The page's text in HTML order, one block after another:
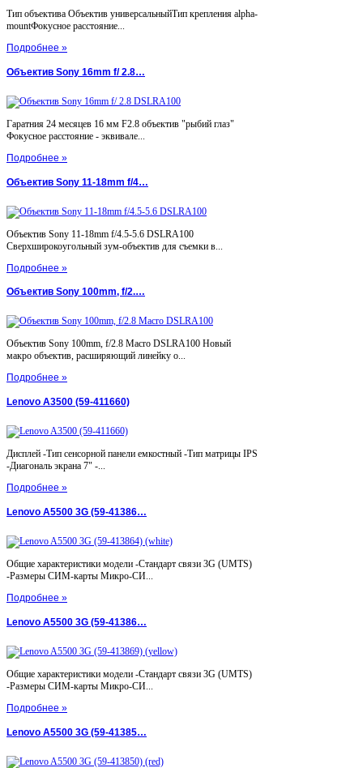
Тип объектива Объектив универсальныйТип крепления alpha-
mountФокусное расстояние...
Подробнее »
Объектив Sony 16mm f/ 2.8…
Гаратния 24 месяцев 16 мм F2.8 объектив "рыбий глаз"
Фокусное расстояние - эквивале...
Подробнее »
Объектив Sony 11-18mm f/4…
Объектив Sony 11-18mm f/4.5-5.6 DSLRA100
Сверхширокоугольный зум-объектив для съемки в...
Подробнее »
Объектив Sony 100mm, f/2.…
Объектив Sony 100mm, f/2.8 Macro DSLRA100 Новый
макро объектив, расширяющий линейку о...
Подробнее »
Lenovo A3500 (59-411660)
Дисплей -Тип сенсорной панели емкостный -Тип матрицы IPS
-Диагональ экрана 7" -...
Подробнее »
Lenovo A5500 3G (59-41386…
Общие характеристики модели -Стандарт связи 3G (UMTS)
-Размеры СИМ-карты Микро-СИ...
Подробнее »
Lenovo A5500 3G (59-41386…
Общие характеристики модели -Стандарт связи 3G (UMTS)
-Размеры СИМ-карты Микро-СИ...
Подробнее »
Lenovo A5500 3G (59-41385…